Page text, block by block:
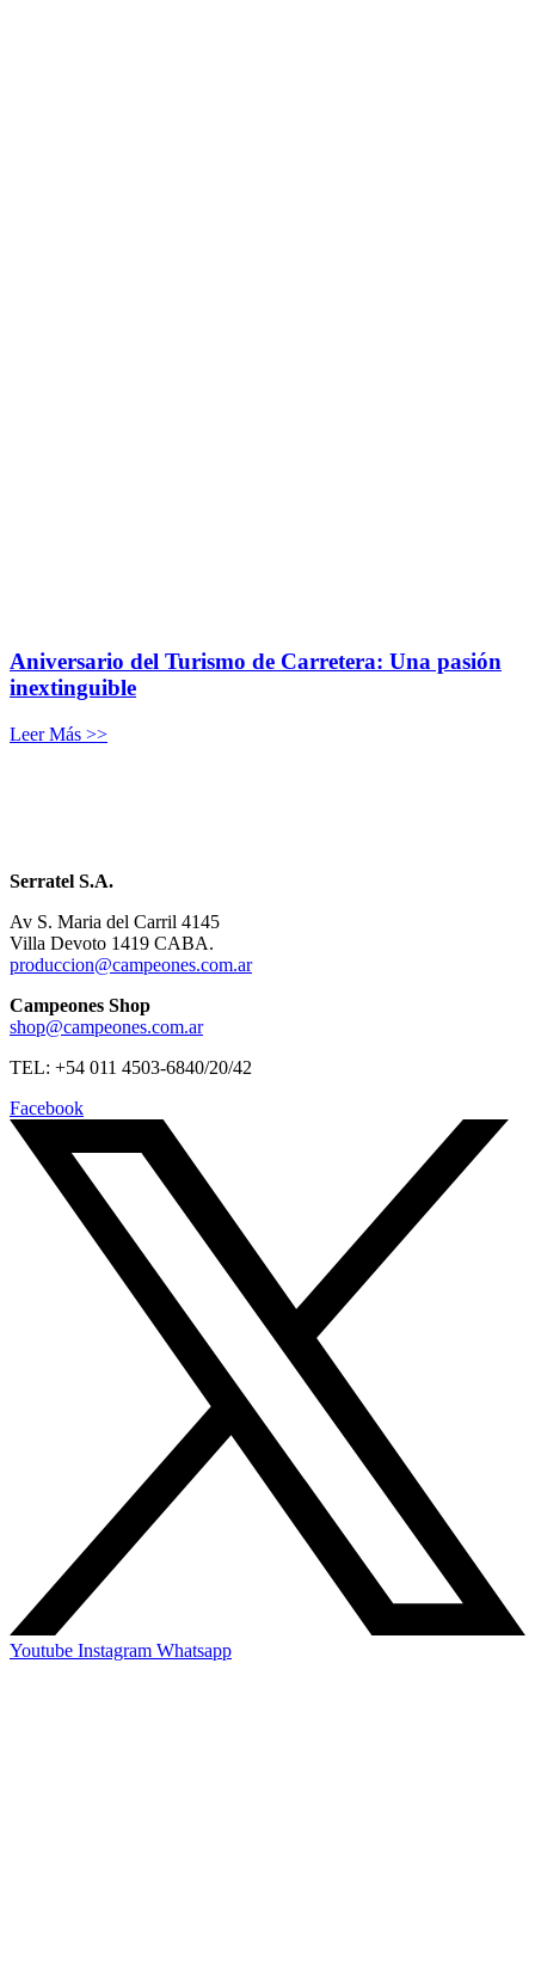
Aniversario del Turismo de Carretera: Una pasión
inextinguible
Leer Más >>
Serratel S.A.
Av S. Maria del Carril 4145
Villa Devoto 1419 CABA.
produccion@campeones.com.ar
Campeones Shop
shop@campeones.com.ar
TEL: +54 011 4503-6840/20/42
Facebook
Youtube Instagram Whatsapp